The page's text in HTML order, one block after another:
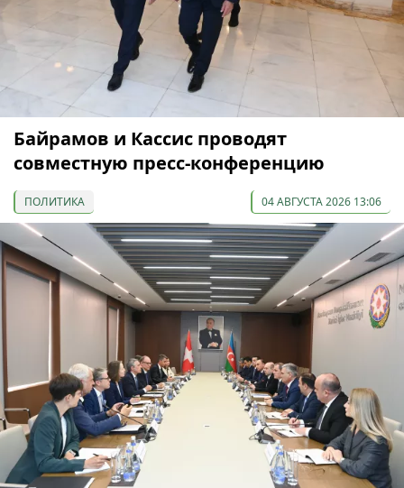
Байрамов и Кассис проводят
совместную пресс-конференцию
ПОЛИТИКА 04 АВГУСТА 2026 13:06